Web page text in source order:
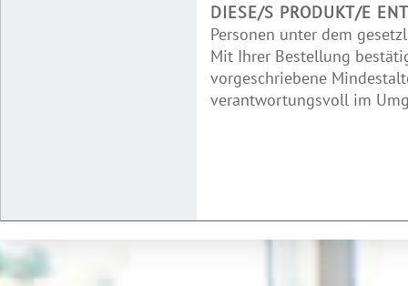
DIESE/S PRODUKT/E
Personen unter dem
Mit Ihrer Bestellung
vorgeschriebene
verantwortungsvoll im